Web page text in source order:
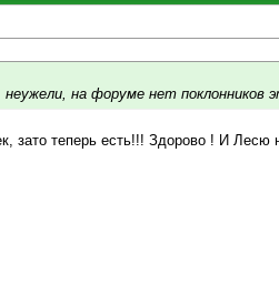
на форуме нет поклонников
зато теперь есть!!! Здорово ! И